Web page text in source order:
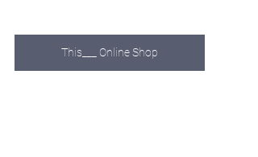
This___ Online Shop